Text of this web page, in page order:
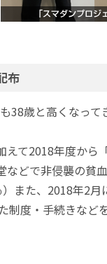
布
歳と高くなっ
て2018年度か
どで非侵襲の
）また、2018年2月
度・手続きな